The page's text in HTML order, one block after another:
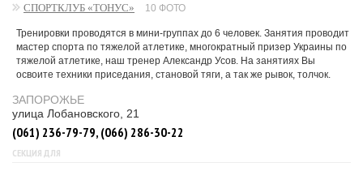
СПОРТКЛУБ «ТОНУС» 10 ФОТО
Тренировки проводятся в мини-группах до 6 человек. Занятия проводит
мастер спорта по тяжелой атлетике, многократный призер Украины по
тяжелой атлетике, наш тренер Александр Усов. На занятиях Вы
освоите техники приседания, становой тяги, а так же рывок, толчок.
ЗАПОРОЖЬЕ
улица Лобановского, 21
(061) 236-79-79, (066) 286-30-22
СЕКЦИЯ ДЛЯ